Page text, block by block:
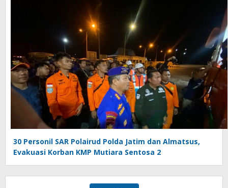
30 Personil SAR Polairud Polda Jatim dan Almatsus,
Evakuasi Korban KMP Mutiara Sentosa 2